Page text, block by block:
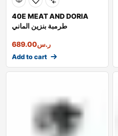
40E MEAT AND DORIA
طرمبة بنزين الماني
ر.س689.00
Add to cart